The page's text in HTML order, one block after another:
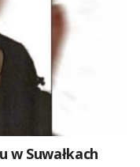
w Suwałkach